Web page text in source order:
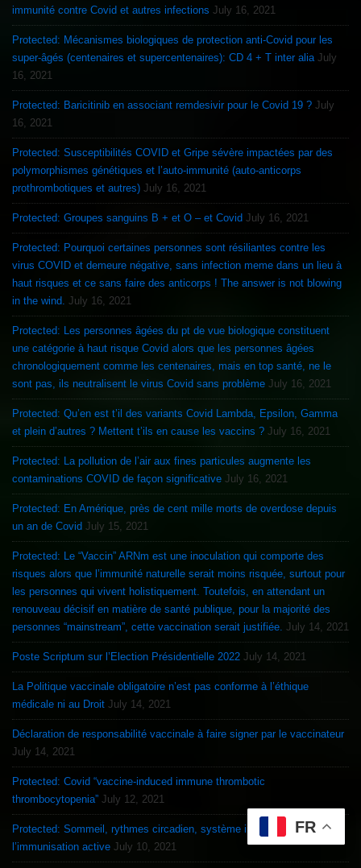
immunité contre Covid et autres infections July 16, 2021
Protected: Mécanismes biologiques de protection anti-Covid pour les
super-âgés (centenaires et supercentenaires): CD 4 + T inter alia July
16, 2021
Protected: Baricitinib en associant remdesivir pour le Covid 19 ? July
16, 2021
Protected: Susceptibilités COVID et Gripe sévère impactées par des
polymorphismes génétiques et l’auto-immunité (auto-anticorps
prothrombotiques et autres) July 16, 2021
Protected: Groupes sanguins B + et O – et Covid July 16, 2021
Protected: Pourquoi certaines personnes sont résiliantes contre les
virus COVID et demeure négative, sans infection meme dans un lieu à
haut risques et ce sans faire des anticorps ! The answer is not blowing
in the wind. July 16, 2021
Protected: Les personnes âgées du pt de vue biologique constituent
une catégorie à haut risque Covid alors que les personnes âgées
chronologiquement comme les centenaires, mais en top santé, ne le
sont pas, ils neutralisent le virus Covid sans problème July 16, 2021
Protected: Qu’en est t’il des variants Covid Lambda, Epsilon, Gamma
et plein d’autres ? Mettent t’ils en cause les vaccins ? July 16, 2021
Protected: La pollution de l’air aux fines particules augmente les
contaminations COVID de façon significative July 16, 2021
Protected: En Amérique, près de cent mille morts de overdose depuis
un an de Covid July 15, 2021
Protected: Le “Vaccin” ARNm est une inoculation qui comporte des
risques alors que l’immunité naturelle serait moins risquée, surtout pour
les personnes qui vivent holistiquement. Toutefois, en attendant un
renouveau décisif en matière de santé publique, pour la majorité des
personnes “mainstream”, cette vaccination serait justifiée. July 14, 2021
Poste Scriptum sur l’Election Présidentielle 2022 July 14, 2021
La Politique vaccinale obligatoire n’est pas conforme à l’éthique
médicale ni au Droit July 14, 2021
Déclaration de responsabilité vaccinale à faire signer par le vaccinateur
July 14, 2021
Protected: Covid “vaccine-induced immune thrombotic
thrombocytopenia” July 12, 2021
Protected: Sommeil, rythmes circadien, système immunitaire et
l’immunisation active July 10, 2021
FR